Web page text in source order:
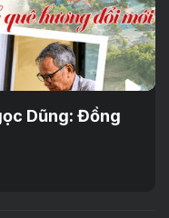
Dũng: Đồng